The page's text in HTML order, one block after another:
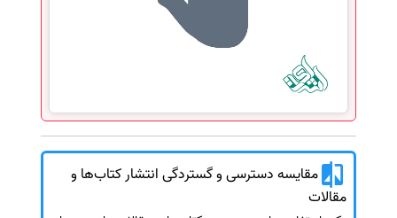
مقایسه دسترسی و گستردگی انتشار کتاب‌ها و
مقالات